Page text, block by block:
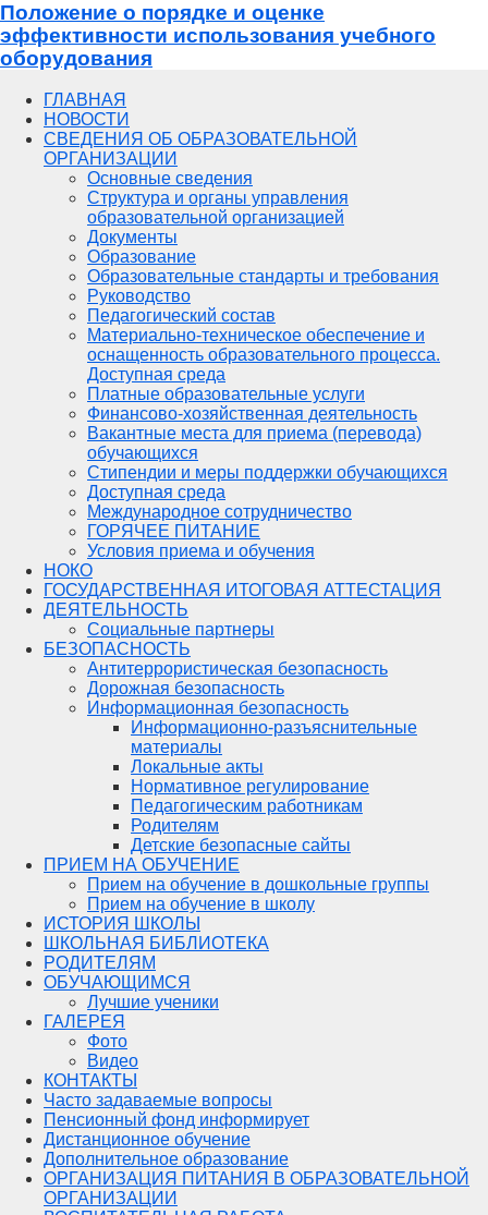
Положение о порядке и оценке
эффективности использования учебного
оборудования
ГЛАВНАЯ
НОВОСТИ
СВЕДЕНИЯ ОБ ОБРАЗОВАТЕЛЬНОЙ
ОРГАНИЗАЦИИ
Основные сведения
Структура и органы управления
образовательной организацией
Документы
Образование
Образовательные стандарты и требования
Руководство
Педагогический состав
Материально-техническое обеспечение и
оснащенность образовательного процесса.
Доступная среда
Платные образовательные услуги
Финансово-хозяйственная деятельность
Вакантные места для приема (перевода)
обучающихся
Стипендии и меры поддержки обучающихся
Доступная среда
Международное сотрудничество
ГОРЯЧЕЕ ПИТАНИЕ
Условия приема и обучения
НОКО
ГОСУДАРСТВЕННАЯ ИТОГОВАЯ АТТЕСТАЦИЯ
ДЕЯТЕЛЬНОСТЬ
Социальные партнеры
БЕЗОПАСНОСТЬ
Антитеррористическая безопасность
Дорожная безопасность
Информационная безопасность
Информационно-разъяснительные
материалы
Локальные акты
Нормативное регулирование
Педагогическим работникам
Родителям
Детские безопасные сайты
ПРИЕМ НА ОБУЧЕНИЕ
Прием на обучение в дошкольные группы
Прием на обучение в школу
ИСТОРИЯ ШКОЛЫ
ШКОЛЬНАЯ БИБЛИОТЕКА
РОДИТЕЛЯМ
ОБУЧАЮЩИМСЯ
Лучшие ученики
ГАЛЕРЕЯ
Фото
Видео
КОНТАКТЫ
Часто задаваемые вопросы
Пенсионный фонд информирует
Дистанционное обучение
Дополнительное образование
ОРГАНИЗАЦИЯ ПИТАНИЯ В ОБРАЗОВАТЕЛЬНОЙ
ОРГАНИЗАЦИИ